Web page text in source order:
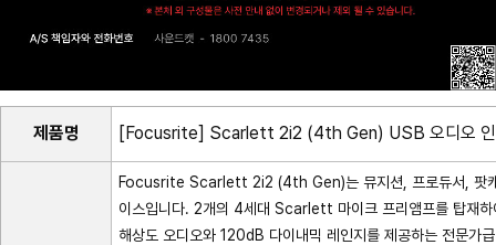
제품명 [Focusrite] Scarlett 2i2 (4th Gen) USB 오디오 인
Focusrite Scarlett 2i2 (4th Gen)는 뮤지션, 프로듀서, 팟
이스입니다. 2개의 4세대 Scarlett 마이크 프리앰프를 탑재
해상도 오디오와 120dB 다이내믹 레인지를 제공하는 전